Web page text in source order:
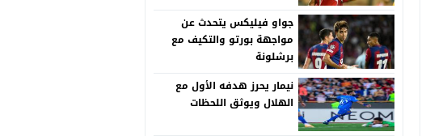
جواو فيليكس يتحدث عن
مواجهة بورتو والتكيف مع
برشلونة
نيمار يحرز هدفه الأول مع
الهلال ويوثق اللحظات